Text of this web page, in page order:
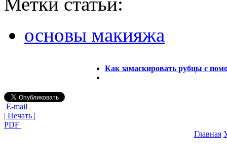
основы макияжа
Как замаскировать рубцы с
E-mail
| Печать |
PDF
Главная